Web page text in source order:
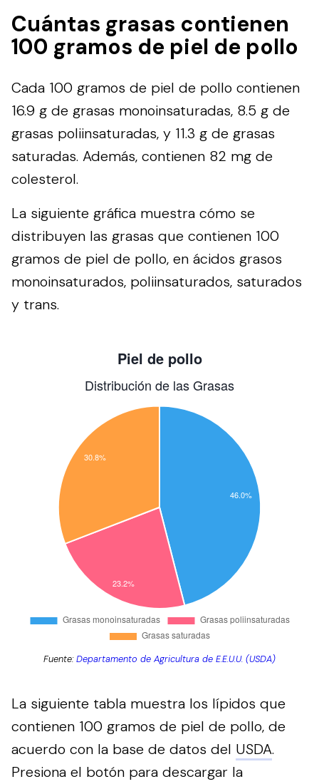
Cuántas grasas contienen
100 gramos de piel de pollo
Cada 100 gramos de piel de pollo contienen
16.9 g de grasas monoinsaturadas, 8.5 g de
grasas poliinsaturadas, y 11.3 g de grasas
saturadas. Además, contienen 82 mg de
colesterol.
La siguiente gráfica muestra cómo se
distribuyen las grasas que contienen 100
gramos de piel de pollo, en ácidos grasos
monoinsaturados, poliinsaturados, saturados
y trans.
Fuente:Departamento de Agricultura de E.E.U.U. (USDA)
La siguiente tabla muestra los lípidos que
contienen 100 gramos de piel de pollo, de
acuerdo con la base de datos del USDA.
Presiona el botón para descargar la